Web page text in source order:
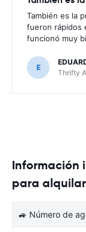
También es la
fueron rápidos
funcionó muy
E
Thrifty
Información
para
🚙 Número de